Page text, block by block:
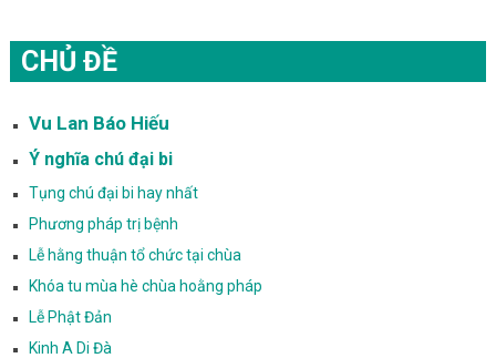
CHỦ ĐỀ
Vu Lan Báo Hiếu
Ý nghĩa chú đại bi
Tụng chú đại bi hay nhất
Phương pháp trị bệnh
Lễ hằng thuận tổ chức tại chùa
Khóa tu mùa hè chùa hoằng pháp
Lễ Phật Đản
Kinh A Di Đà